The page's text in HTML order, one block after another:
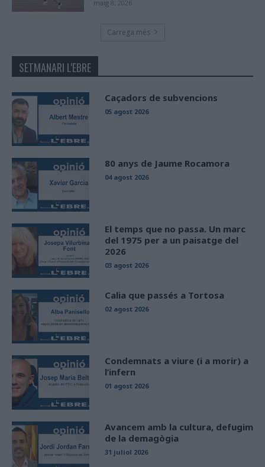
maig 8, 2026
Carrega més
SETMANARI L'EBRE
Caçadors de subvencions
05 agost 2026
80 anys de Jaume Rocamora
04 agost 2026
El temps que no passa. Un marc
del 1975 per a un paisatge del
2026
03 agost 2026
Calia que passés a Tortosa
02 agost 2026
Condemnats a viure (i a morir) a
l’infern
01 agost 2026
Avancem amb la cultura, defugim
de la demagògia
31 juliol 2026